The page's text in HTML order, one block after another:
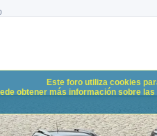
Este foro utiliza cookies
obtener más información sobre